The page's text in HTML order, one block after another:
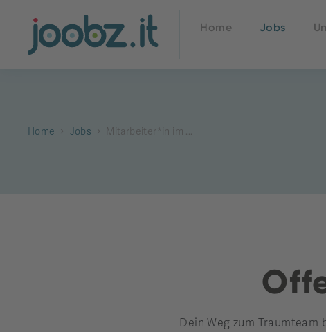
Home Jobs
Home Jobs Mitarbeiter*in im ...
Dein Weg zum